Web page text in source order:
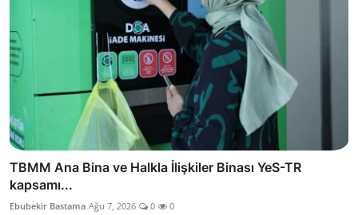
TBMM Ana Bina ve Halkla İlişkiler Binası YeS-TR
kapsamı...
Ebubekir Bastama Ağu 7, 2026 0 0